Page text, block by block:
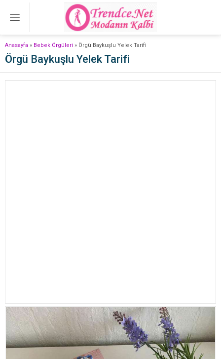
Anasayfa » Bebek Örgüleri » Örgü Baykuşlu Yelek Tarifi
Örgü Baykuşlu Yelek Tarifi